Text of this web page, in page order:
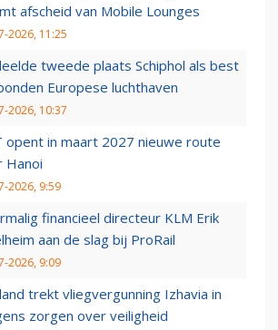
afscheid van Mobile Lounges
2026, 11:25
tweede plaats Schiphol als best
Europese luchthaven
2026, 10:37
opent in maart 2027 nieuwe route
Hanoi
2026, 9:59
financieel directeur KLM Erik
aan de slag bij ProRail
2026, 9:09
trekt vliegvergunning Izhavia in
zorgen over veiligheid